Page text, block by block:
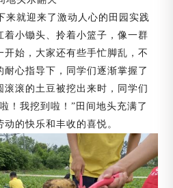
来就迎来了激动人心的田园实践
小锄头、拎着小篮子，像一群
开始，大家还有些手忙脚乱，不
心指导下，同学们逐渐掌握了
滚的土豆被挖出来时，同学们
！我挖到啦！”田间地头充满了
的快乐和丰收的喜悦。